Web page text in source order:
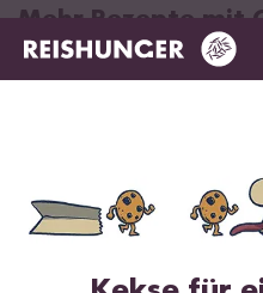
Mehr Rezepte mit